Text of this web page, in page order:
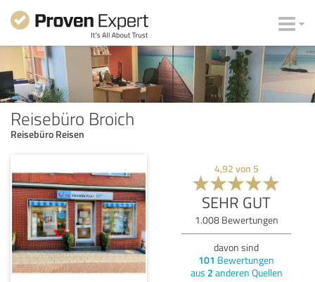
Reisebüro Broich
Reisebüro Reisen
4,92 von 5
SEHR GUT
1.008Bewertungen
davon sind
101 Bewertungen
aus 2 anderen Quellen